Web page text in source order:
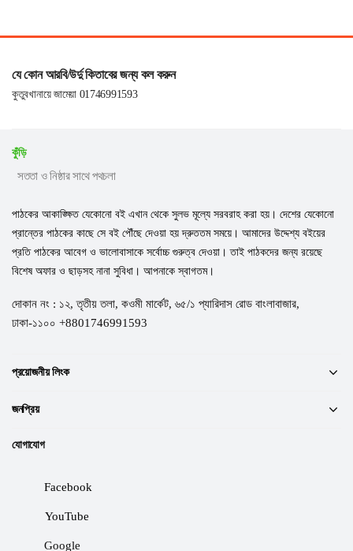
যে কোন আরবি/উর্দু কিতাবের জন্য কল করুন
কুতুবখানায়ে জামেয়া 01746991593
কুঁড়ি
সততা ও নিষ্ঠার সাথে পথচলা
পাঠকের আকাঙ্ক্ষিত যেকোনো বই এখান থেকে সুলভ মূল্যে সরবরাহ করা হয়। দেশের যেকোনো
প্রান্তের পাঠকের কাছে সে বই পৌঁছে দেওয়া হয় দ্রুততম সময়ে। আমাদের উদ্দেশ্য বইয়ের
প্রতি পাঠকের আবেগ ও ভালোবাসাকে সর্বোচ্চ গুরুত্ব দেওয়া। তাই পাঠকদের জন্য রয়েছে
বিশেষ অফার ও ছাড়সহ নানা সুবিধা। আপনাকে স্বাগতম।
দোকান নং : ১২, তৃতীয় তলা, কওমী মার্কেট, ৬৫/১ প্যারিদাস রোড বাংলাবাজার,
ঢাকা-১১০০ +8801746991593
প্রয়োজনীয় লিংক
জনপ্রিয়
যোগাযোগ
Facebook
YouTube
Google